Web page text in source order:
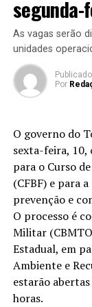
As vagas serão
unidades
Publicado
Por
O governo do
sexta-feira, 10,
para o Curso
(CFBF) e para
prevenção e
O processo é
Militar
Estadual, em
Ambiente e
estarão
horas.